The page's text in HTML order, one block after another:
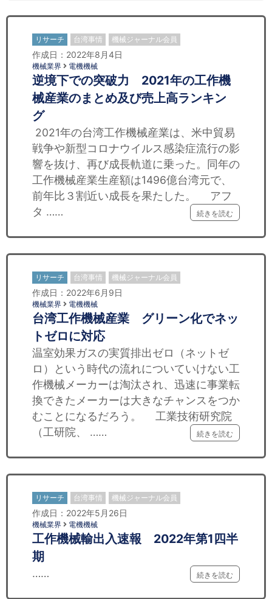
リサーチ 台湾事情 機械ジャーナル会員
作成日：2022年8月4日
機械業界 電機機械
逆境下での突破力 2021年の工作機
械産業のまとめ及び売上高ランキン
グ
2021年の台湾工作機械産業は、米中貿易
戦争や新型コロナウイルス感染症流行の影
響を抜け、再び成長軌道に乗った。同年の
工作機械産業生産額は1496億台湾元で、
前年比３割近い成長を果たした。 アフ
タ ……
続きを読む
リサーチ 台湾事情 機械ジャーナル会員
作成日：2022年6月9日
機械業界 電機機械
台湾工作機械産業 グリーン化でネッ
トゼロに対応
温室効果ガスの実質排出ゼロ（ネットゼ
ロ）という時代の流れについていけない工
作機械メーカーは淘汰され、迅速に事業転
換できたメーカーは大きなチャンスをつか
むことになるだろう。 工業技術研究院
（工研院、 ……
続きを読む
リサーチ 台湾事情 機械ジャーナル会員
作成日：2022年5月26日
機械業界 電機機械
工作機械輸出入速報 2022年第1四半
期
…… 続きを読む